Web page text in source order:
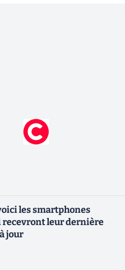
les smartphones
recevront leur dernière
jour